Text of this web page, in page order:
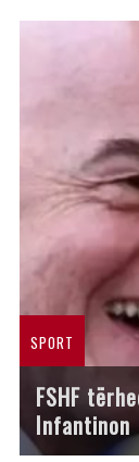
SPORT
FSHF
Infantinon